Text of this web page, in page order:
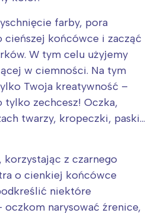
farby, pora
cieńszej końcówce i zacząć
W tym celu użyjemy
w ciemności. Na tym
Twoja kreatywność –
tylko zechcesz! Oczka,
twarzy, kropeczki, paski…
korzystając z czarnego
o cienkiej końcówce
niektóre
oczkom narysować źrenice,